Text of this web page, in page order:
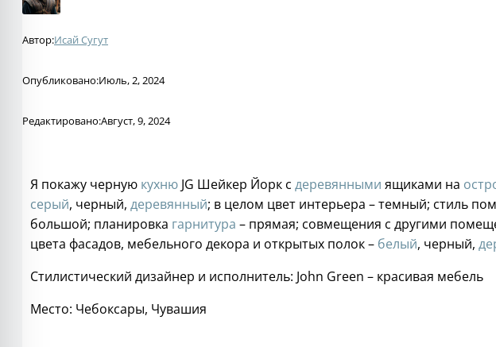
Автор:Исай Сугут
Опубликовано:Июль, 2, 2024
Редактировано:Август, 9, 2024
Я покажу черную кухню JG Шейкер Йорк с деревянными ящиками на
серый, черный, деревянный; в целом цвет интерьера – темный; стиль
большой; планировка гарнитура – прямая; совмещения с другими
цвета фасадов, мебельного декора и открытых полок – белый, черный,
Стилистический дизайнер и исполнитель: John Green – красивая мебель
Место: Чебоксары, Чувашия